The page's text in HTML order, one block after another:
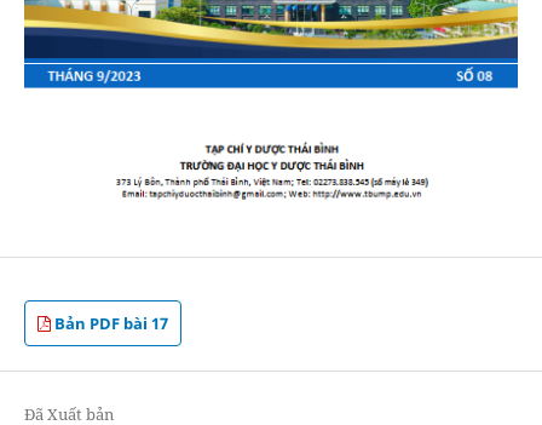
Bản PDF bài 17
Đã Xuất bản